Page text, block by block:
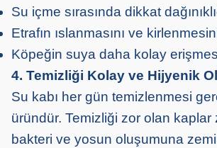
Su içme sırasında dikkat
Etrafın ıslanmasını ve
Köpeğin suya daha kolay
4. Temizliği Kolay ve Hijyenik
Su kabı her gün temizlenmesi
üründür. Temizliği zor olan kaplar
bakteri ve yosun oluşumuna